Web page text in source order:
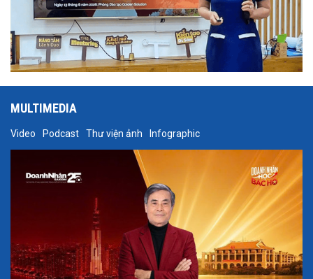
MULTIMEDIA
Video Podcast Thư viện ảnh Infographic